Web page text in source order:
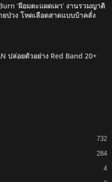
‘ผีอมตะแผดเผา’ งานรวมญาติ
ป่วง โหดเลือดสาดแบบบ้าคลั่ง
ปล่อยตัวอย่าง Red Band 20+
732
284
4